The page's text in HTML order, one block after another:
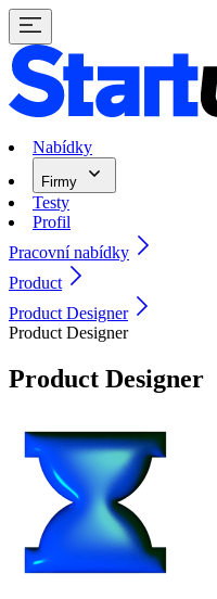
Nabídky
Firmy
Testy
Profil
Pracovní nabídky
Product
Product Designer
Product Designer
Product Designer